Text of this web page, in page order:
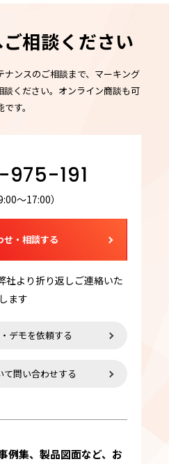
相談ください
ンスのご相談まで、マーキング
談ください。オンライン商談も可
です。
975-191
～17:00）
せ・相談する
社より折り返しご連絡いた
します
デモを依頼する
て問い合わせする
例集、製品図面など、お